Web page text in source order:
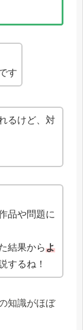
す
るけど、対
品や問題に
結果からよ
するね！
知識がほぼ